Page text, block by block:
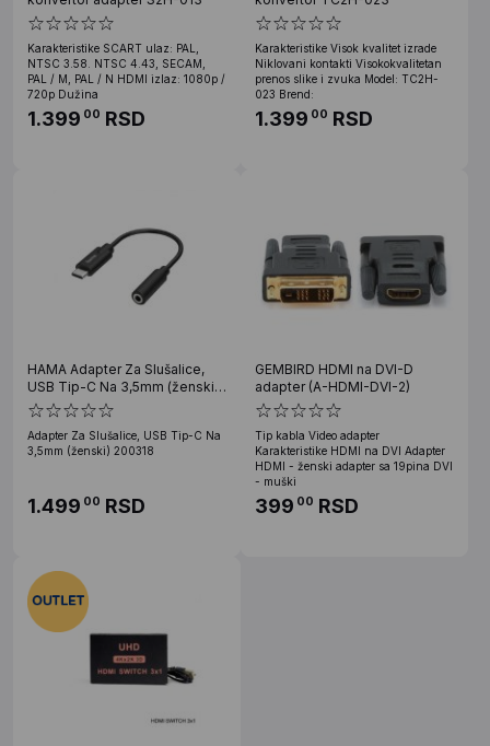
Karakteristike SCART ulaz: PAL,
NTSC 3.58. NTSC 4.43, SECAM,
PAL / M, PAL / N HDMI izlaz: 1080p /
720p Dužina
1.399 00 RSD
Karakteristike Visok kvalitet izrade
Niklovani kontakti Visokokvalitetan
prenos slike i zvuka Model: TC2H-
023 Brend:
1.399 00 RSD
HAMA Adapter Za Slušalice,
USB Tip-C Na 3,5mm (ženski)
200318
Adapter Za Slušalice, USB Tip-C Na
3,5mm (ženski) 200318
1.499 00 RSD
GEMBIRD HDMI na DVI-D
adapter (A-HDMI-DVI-2)
Tip kabla Video adapter
Karakteristike HDMI na DVI Adapter
HDMI - ženski adapter sa 19pina DVI
- muški
399 00 RSD